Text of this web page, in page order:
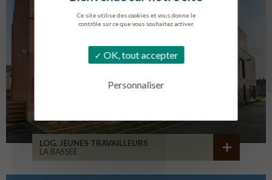
Ce site utilise des cookies et vous donne le
contrôle sur ce que vous souhaitez activer.
OK, tout accepter
Personnaliser
LOG. JEUNES TRAVAILLEURS
LA BASSEE